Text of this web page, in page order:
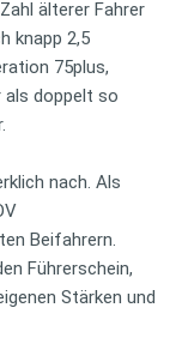
älterer Fahrer
knapp 2,5
75plus,
als doppelt so
nach. Als
Beifahrern.
Führerschein,
Stärken und